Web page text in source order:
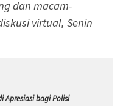
dan macam-
virtual, Senin
Apresiasi bagi Polisi